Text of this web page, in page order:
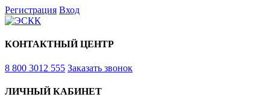
Регистрация Вход
КОНТАКТНЫЙ ЦЕНТР
8 800 3012 555 Заказать звонок
ЛИЧНЫЙ КАБИНЕТ